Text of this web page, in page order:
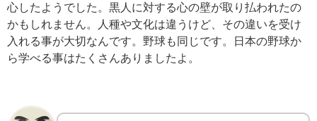
心したようでした。黒人に対する心の壁が取り払われたの
かもしれません。人種や文化は違うけど、その違いを受け
入れる事が大切なんです。野球も同じです。日本の野球か
ら学べる事はたくさんありましたよ。